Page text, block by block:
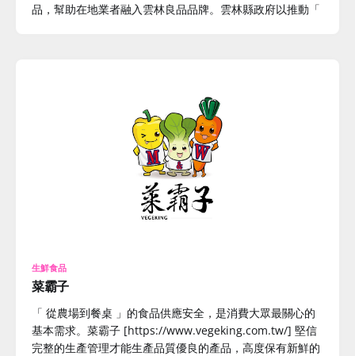
品，幫助在地業者融入雲林良品品牌。雲林縣政府以推動「
生鮮食品
菜霸子
「 從農場到餐桌 」的食品供應安全，是消費大眾最關心的
基本需求。菜霸子 [https://www.vegeking.com.tw/] 堅信
完整的生產管理才能生產品質優良的產品，高度保有新鮮的